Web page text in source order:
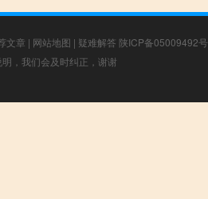
文章 | 网站地图 | 疑难解答 陕ICP备05009492号
，我们会及时纠正，谢谢